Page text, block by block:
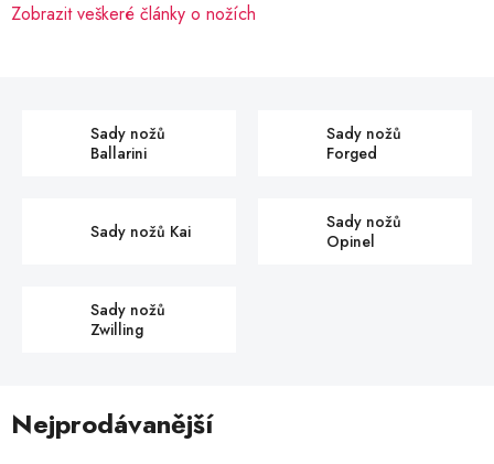
Zobrazit veškeré články o nožích
Sady nožů
Ballarini
Sady nožů
Forged
Sady nožů Kai
Sady nožů
Opinel
Sady nožů
Zwilling
Nejprodávanější